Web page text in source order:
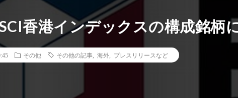
香港インデックスの構成銘柄
その他 その他の記事 海外 プレスリリースなど